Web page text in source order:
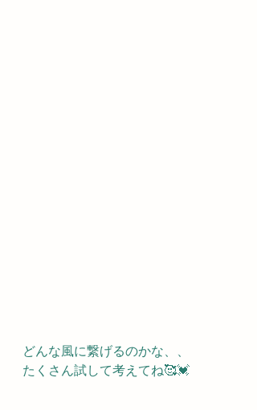
どんな風に繋げるのかな、、
たくさん試して考えてね🥰💓